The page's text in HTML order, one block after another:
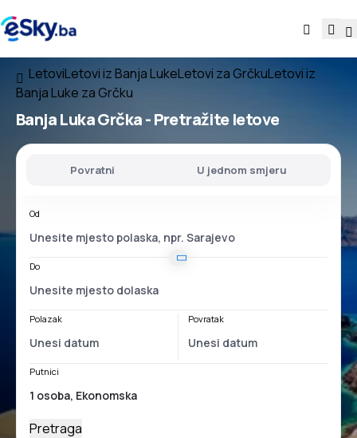
LetoviLetovi iz Banja LukeLetovi za GrčkuLetovi iz
Banja Luke za Grčku
Banja Luka Grčka- Pretražite letove
Povratni U jednom smjeru
Od
Do
Polazak Povratak
Putnici
Pretraga